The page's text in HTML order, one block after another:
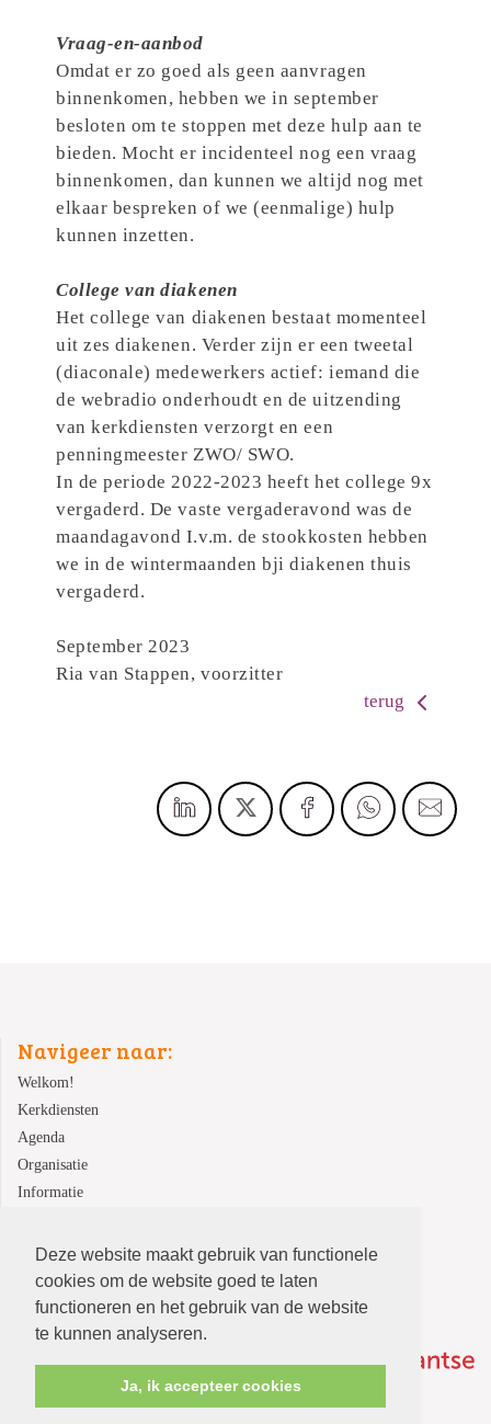
Deze website maakt gebruik van functionele
cookies om de website goed te laten
functioneren en het gebruik van de website
te kunnen analyseren.
Ja, ik accepteer cookies
Vraag-en-aanbod
Omdat er zo goed als geen aanvragen
binnenkomen, hebben we in september
besloten om te stoppen met deze hulp aan te
bieden. Mocht er incidenteel nog een vraag
binnenkomen, dan kunnen we altijd nog met
elkaar bespreken of we (eenmalige) hulp
kunnen inzetten.
College van diakenen
Het college van diakenen bestaat momenteel
uit zes diakenen. Verder zijn er een tweetal
(diaconale) medewerkers actief: iemand die
de webradio onderhoudt en de uitzending
van kerkdiensten verzorgt en een
penningmeester ZWO/ SWO.
In de periode 2022-2023 heeft het college 9x
vergaderd. De vaste vergaderavond was de
maandagavond I.v.m. de stookkosten hebben
we in de wintermaanden bji diakenen thuis
vergaderd.
September 2023
Ria van Stappen, voorzitter
terug
Navigeer naar:
Welkom!
Kerkdiensten
Agenda
Organisatie
Informatie